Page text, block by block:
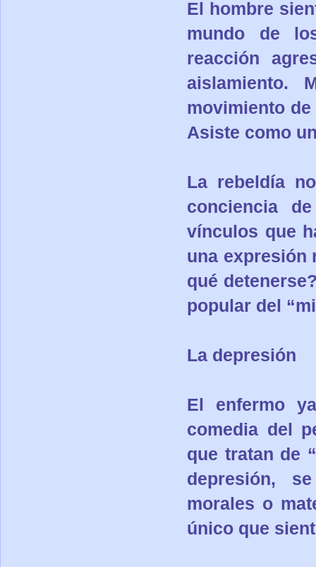
El hombre
mundo de
reacción
aislamiento.
movimiento
Asiste como
La rebeldía
conciencia
vínculos que
una expresión
qué
popular del
La depresión
El enfermo
comedia del
que tratan de
depresión,
morales o
único que